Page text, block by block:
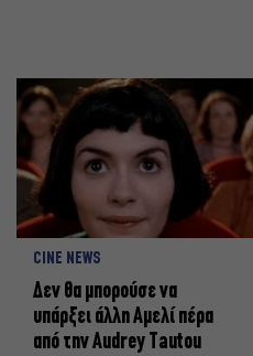
CINE NEWS
Δεν θα μπορούσε να
υπάρξει άλλη Αμελί πέρα
από την Audrey Tautou